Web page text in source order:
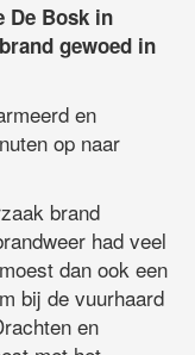
De Bosk in
gewoed in
en
op naar
brand
had veel
dan ook een
bij de vuurhaard
en